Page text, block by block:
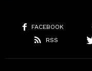
FACEBOOK
RSS